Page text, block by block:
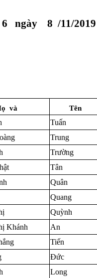
6 ngày 8 /11/2019
và Tên
Tuấn
Trung
Trường
Tân
Quân
Quang
Quỳnh
Khánh An
Tiến
Đức
Long